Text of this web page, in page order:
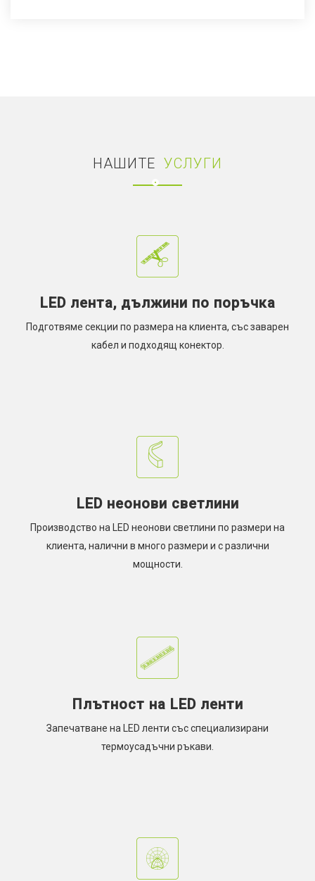
НАШИТЕ УСЛУГИ
LED лента, дължини по поръчка
Подготвяме секции по размера на клиента, със заварен
кабел и подходящ конектор.
LED неонови светлини
Производство на LED неонови светлини по размери на
клиента, налични в много размери и с различни
мощности.
Плътност на LED ленти
Запечатване на LED ленти със специализирани
термоусадъчни ръкави.